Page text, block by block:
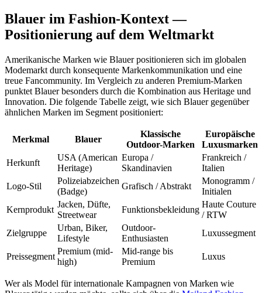
Blauer im Fashion-Kontext —
Positionierung auf dem Weltmarkt
Amerikanische Marken wie Blauer positionieren sich im globalen
Modemarkt durch konsequente Markenkommunikation und eine
treue Fancommunity. Im Vergleich zu anderen Premium-Marken
punktet Blauer besonders durch die Kombination aus Heritage und
Innovation. Die folgende Tabelle zeigt, wie sich Blauer gegenüber
ähnlichen Marken im Segment positioniert:
Merkmal Blauer
Klassische
Outdoor-Marken
Europäische
Luxusmarken
Herkunft
USA (American
Heritage)
Europa /
Skandinavien
Frankreich /
Italien
Logo-Stil
Polizeiabzeichen
(Badge)
Grafisch / Abstrakt
Monogramm /
Initialen
Kernprodukt
Jacken, Düfte,
Streetwear
Funktionsbekleidung
Haute Couture
/ RTW
Zielgruppe
Urban, Biker,
Lifestyle
Outdoor-
Enthusiasten
Luxussegment
Preissegment
Premium (mid-
high)
Mid-range bis
Premium
Luxus
Wer als Model für internationale Kampagnen von Marken wie